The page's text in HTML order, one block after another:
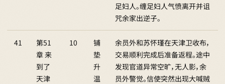
足妇人。缠足妇人气愤离开并诅
咒余家出逆子。
41
第51
章 来
到了
天津
10
铺
垫
升
温
余员外和苏怀瑾在天津卫收布，
交易顺利完成后准备返程。途中
发现官道异常空旷，无人影，余
员外警觉。信使突然出现大喊贼